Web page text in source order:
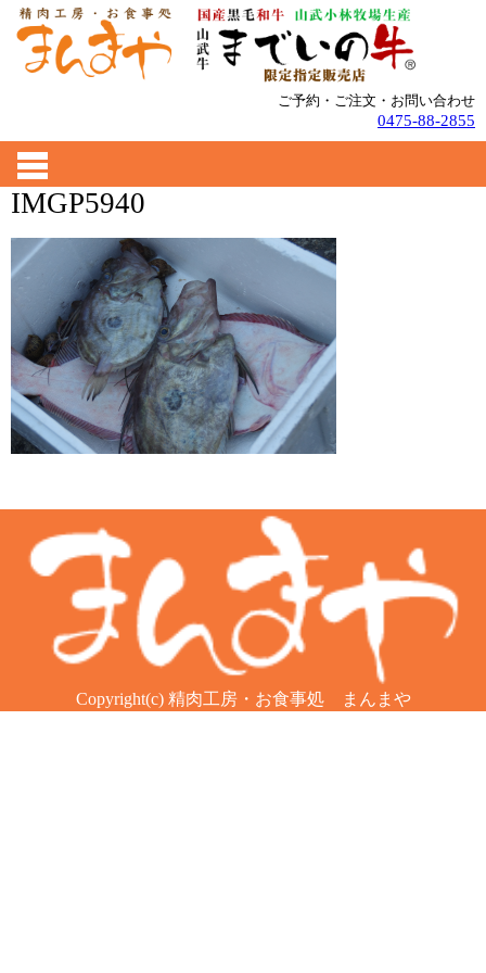
ご予約・ご注文・お問い合わせ
0475-88-2855
IMGP5940
Copyright(c) 精肉工房・お食事処 まんまや